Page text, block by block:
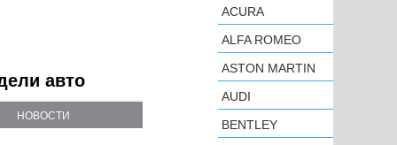
авто
НОВОСТИ
ACURA
ALFA ROMEO
ASTON MARTIN
AUDI
BENTLEY